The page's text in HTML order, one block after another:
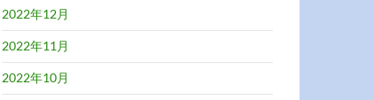
2022年12月
2022年11月
2022年10月